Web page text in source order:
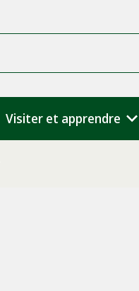
Visiter et apprendre